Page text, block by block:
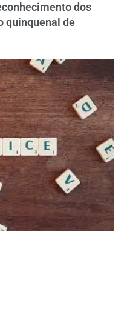
dos
quinquenal de